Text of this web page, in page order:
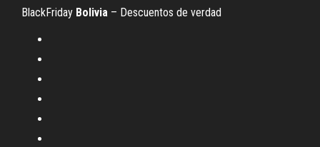
BlackFriday Bolivia – Descuentos de verdad